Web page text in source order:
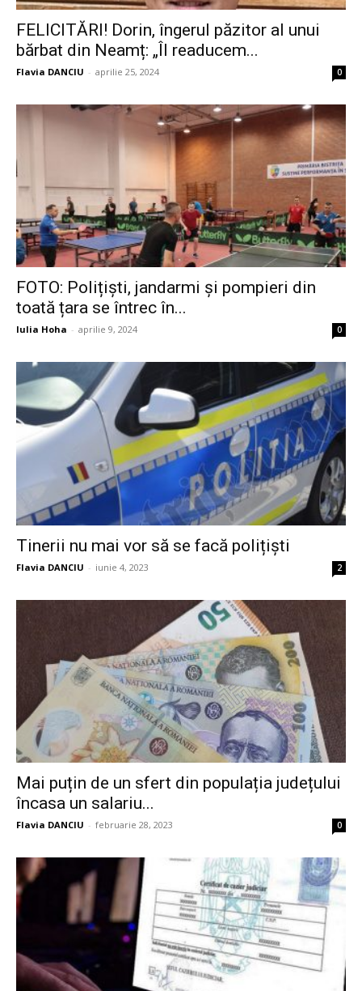
FELICITĂRI! Dorin, îngerul păzitor al unui
bărbat din Neamț: „Îl readucem...
Flavia DANCIU - aprilie 25, 2024 0
FOTO: Polițiști, jandarmi și pompieri din
toată țara se întrec în...
Iulia Hoha - aprilie 9, 2024 0
Tinerii nu mai vor să se facă polițiști
Flavia DANCIU - iunie 4, 2023 2
Mai puțin de un sfert din populația județului
încasa un salariu...
Flavia DANCIU - februarie 28, 2023 0